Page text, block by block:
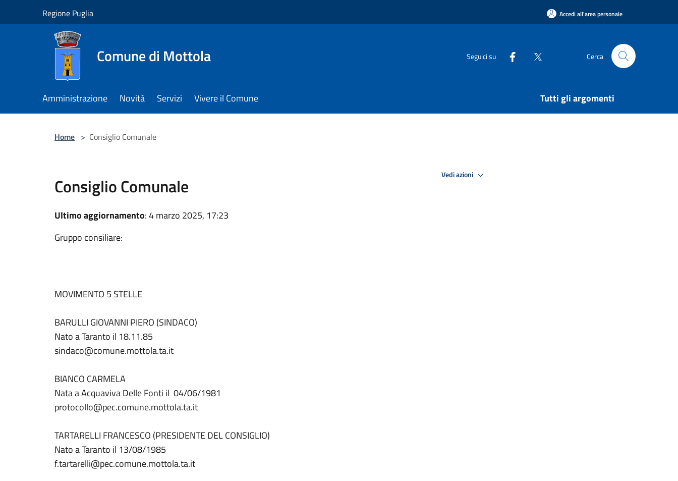
Regione Puglia Accedi all'area personale
Comune di Mottola Seguici su Cerca
Amministrazione Novità Servizi Vivere il Comune Tutti gli argomenti
Home > Consiglio Comunale
Consiglio Comunale
Ultimo aggiornamento: 4 marzo 2025, 17:23
Gruppo consiliare:
MOVIMENTO 5 STELLE
BARULLI GIOVANNI PIERO (SINDACO)
Nato a Taranto il 18.11.85
sindaco@comune.mottola.ta.it
BIANCO CARMELA
Nata a Acquaviva Delle Fonti il 04/06/1981
protocollo@pec.comune.mottola.ta.it
TARTARELLI FRANCESCO (PRESIDENTE DEL CONSIGLIO)
Nato a Taranto il 13/08/1985
f.tartarelli@pec.comune.mottola.ta.it
Vedi azioni